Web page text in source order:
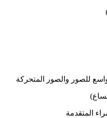
للصور والصور المتحركة
المتقدمة